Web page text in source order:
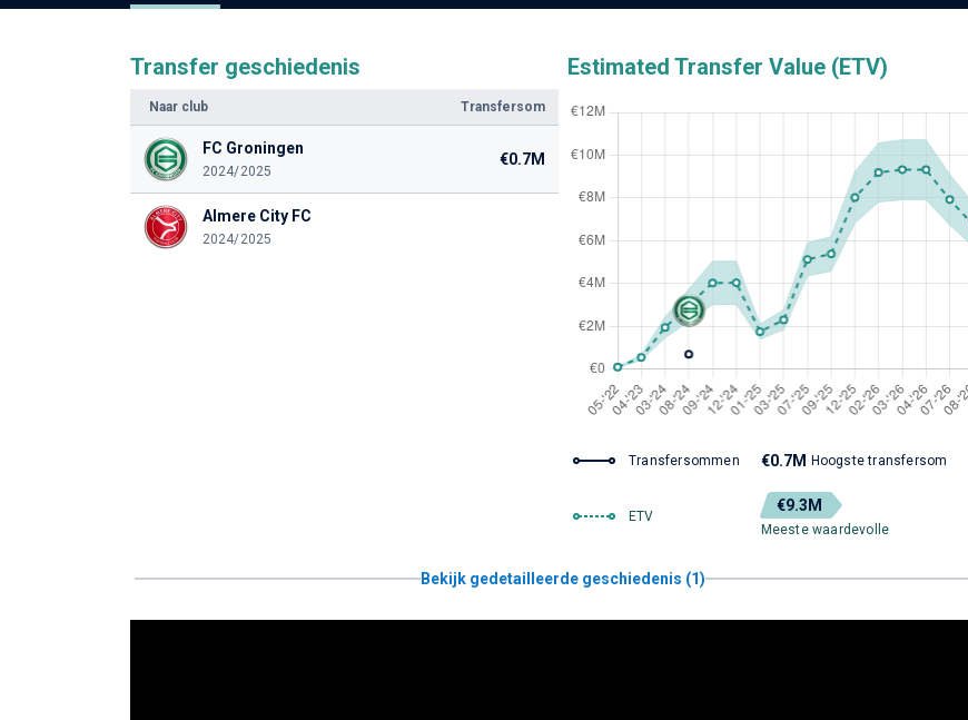
Transfer geschiedenis
Naar club Transfersom
FC Groningen
2024/2025
€0.7M
Almere City FC
2024/2025
Estimated Transfer Value (ETV)
Transfersommen €0.7M Hoogste transfersom
ETV
€9.3M
Meeste waardevolle
Bekijk gedetailleerde geschiedenis (1)